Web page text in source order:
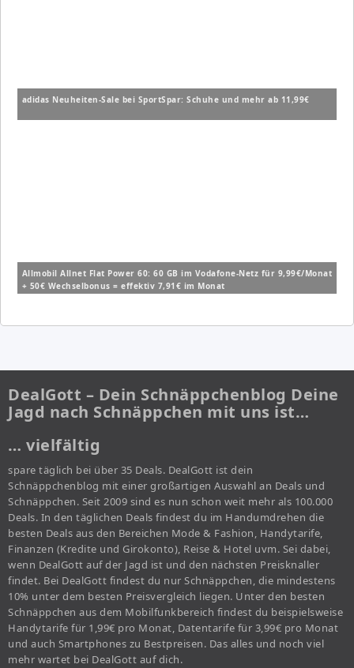
adidas Neuheiten-Sale bei SportSpar: Schuhe und mehr ab 11,99€
Allmobil Allnet Flat Power 60: 60 GB im Vodafone-Netz für 9,99€/Monat
+ 50€ Wechselbonus = effektiv 7,91€ im Monat
DealGott – Dein Schnäppchenblog Deine
Jagd nach Schnäppchen mit uns ist…
… vielfältig
spare täglich bei über 35 Deals. DealGott ist dein
Schnäppchenblog mit einer großartigen Auswahl an Deals und
Schnäppchen. Seit 2009 sind es nun schon weit mehr als 100.000
Deals. In den täglichen Deals findest du im Handumdrehen die
besten Deals aus den Bereichen Mode & Fashion, Handytarife,
Finanzen (Kredite und Girokonto), Reise & Hotel uvm. Sei dabei,
wenn DealGott auf der Jagd ist und den nächsten Preisknaller
findet. Bei DealGott findest du nur Schnäppchen, die mindestens
10% unter dem besten Preisvergleich liegen. Unter den besten
Schnäppchen aus dem Mobilfunkbereich findest du beispielsweise
Handytarife für 1,99€ pro Monat, Datentarife für 3,99€ pro Monat
und auch Smartphones zu Bestpreisen. Das alles und noch viel
mehr wartet bei DealGott auf dich.